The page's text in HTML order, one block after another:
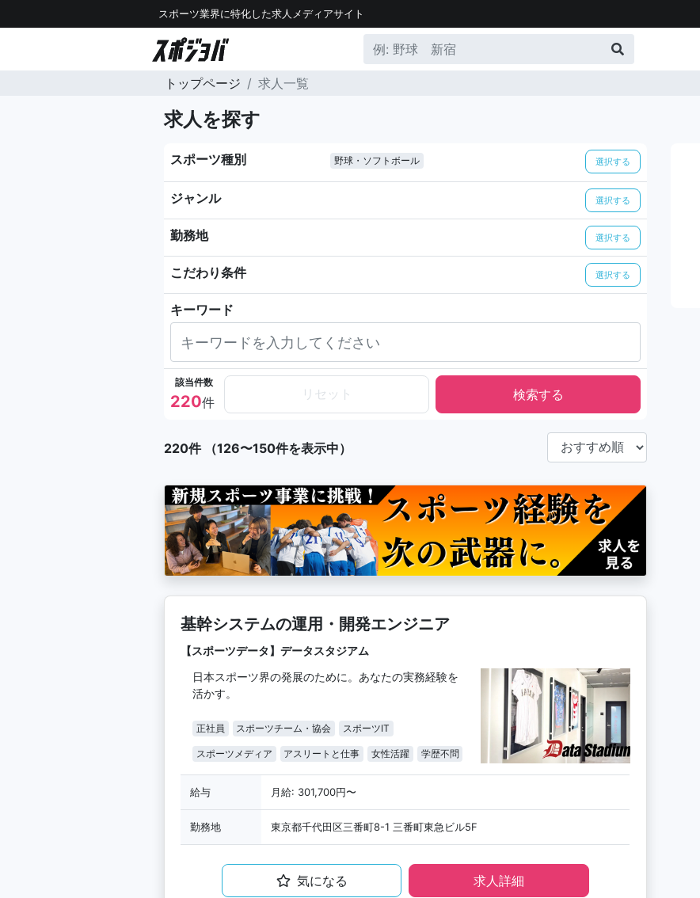
スポーツ業界に特化した求人メディアサイト
トップページ 求人一覧
求人を探す
スポーツ種別 野球・ソフトボール 選択する
ジャンル 選択する
勤務地 選択する
こだわり条件 選択する
キーワード
該当件数
220件
リセット
220件 （126〜150件を表示中）
基幹システムの運用・開発エンジニア
【スポーツデータ】データスタジアム
日本スポーツ界の発展のために。あなたの実務経験を
活かす。
正社員 スポーツチーム・協会 スポーツIT
スポーツメディア アスリートと仕事 女性活躍 学歴不問
給与 月給: 301,700円〜
勤務地 東京都千代田区三番町8-1 三番町東急ビル5F
気になる 求人詳細